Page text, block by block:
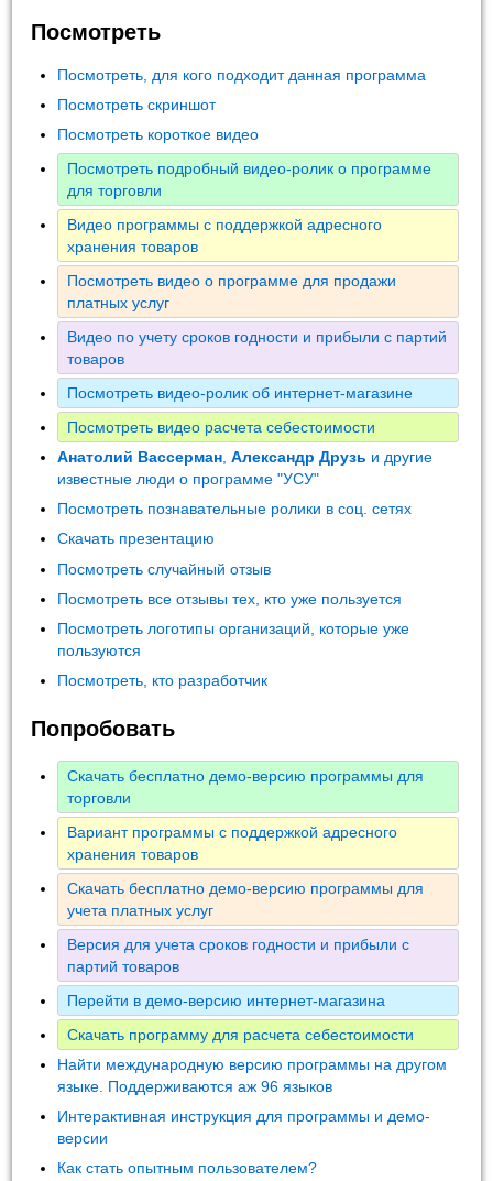
Посмотреть
Посмотреть, для кого подходит данная программа
Посмотреть скриншот
Посмотреть короткое видео
Посмотреть подробный видео-ролик о программе
для торговли
Видео программы с поддержкой адресного
хранения товаров
Посмотреть видео о программе для продажи
платных услуг
Видео по учету сроков годности и прибыли с партий
товаров
Посмотреть видео-ролик об интернет-магазине
Посмотреть видео расчета себестоимости
Анатолий Вассерман ,Александр Друзь и другие
известные люди о программе "УСУ"
Посмотреть познавательные ролики в соц. сетях
Скачать презентацию
Посмотреть случайный отзыв
Посмотреть все отзывы тех, кто уже пользуется
Посмотреть логотипы организаций, которые уже
пользуются
Посмотреть, кто разработчик
Попробовать
Скачать бесплатно демо-версию программы для
торговли
Вариант программы с поддержкой адресного
хранения товаров
Скачать бесплатно демо-версию программы для
учета платных услуг
Версия для учета сроков годности и прибыли с
партий товаров
Перейти в демо-версию интернет-магазина
Скачать программу для расчета себестоимости
Найти международную версию программы на другом
языке. Поддерживаются аж 96 языков
Интерактивная инструкция для программы и демо-
версии
Как стать опытным пользователем?